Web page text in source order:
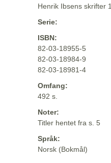
Henrik Ibsens skrifter 1
Serie:
ISBN:
82-03-18955-5
82-03-18984-9
82-03-18981-4
Omfang:
492 s.
Noter:
Titler hentet fra s. 5
Språk:
Norsk (Bokmål)